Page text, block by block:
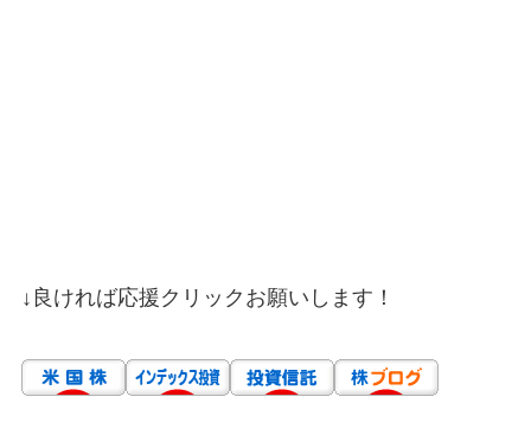
↓良ければ応援クリックお願いします！